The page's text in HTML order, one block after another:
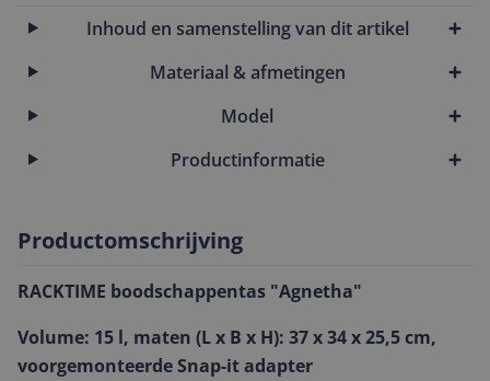
Inhoud en samenstelling van dit artikel
Materiaal & afmetingen
Model
Productinformatie
Productomschrijving
RACKTIME boodschappentas "Agnetha"
Volume: 15 l, maten (L x B x H): 37 x 34 x 25,5 cm,
voorgemonteerde Snap-it adapter